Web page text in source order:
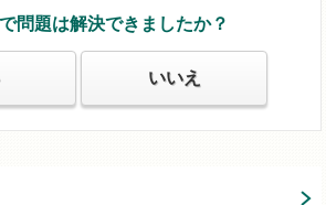
問題は解決できましたか？
いいえ